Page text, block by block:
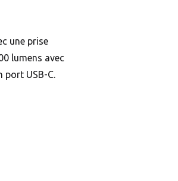
une prise
lumens avec
port USB-C.